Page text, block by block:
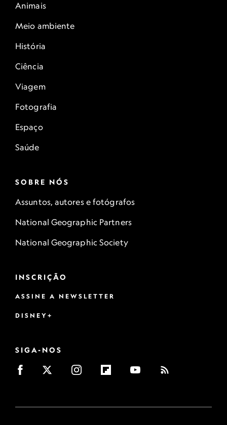
Animais
Meio ambiente
História
Ciência
Viagem
Fotografia
Espaço
Saúde
SOBRE NÓS
Assuntos, autores e fotógrafos
National Geographic Partners
National Geographic Society
INSCRIÇÃO
ASSINE A NEWSLETTER
DISNEY+
SIGA-NOS